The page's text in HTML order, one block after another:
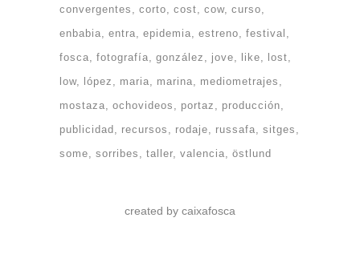
convergentes
corto cost cow curso
enbabia
entra epidemia estreno
festival
fosca
fotografía gonzález jove like
lost
low
lópez maria marina
mediometrajes
mostaza
ochovideos portaz
producción
publicidad
recursos rodaje russafa
sitges
some
sorribes taller valencia östlund
created by caixafosca